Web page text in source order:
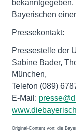
Bayerischen
Pressekontakt:
Pressestelle der
Sabine Bader,
München,
Telefon (089)
E-Mail:
Original-Content von: die